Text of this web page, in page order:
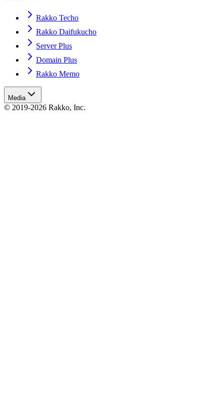
Rakko Techo
Rakko Daifukucho
Server Plus
Domain Plus
Rakko Memo
Media
© 2019-2026 Rakko, Inc.